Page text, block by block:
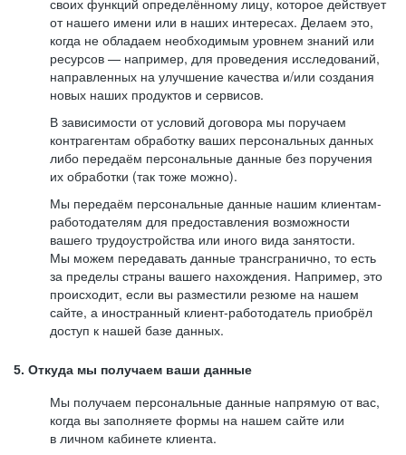
своих функций определённому лицу, которое действует
от нашего имени или в наших интересах. Делаем это,
когда не обладаем необходимым уровнем знаний или
ресурсов — например, для проведения исследований,
направленных на улучшение качества и/или создания
новых наших продуктов и сервисов.
В зависимости от условий договора мы поручаем
контрагентам обработку ваших персональных данных
либо передаём персональные данные без поручения
их обработки (так тоже можно).
Мы передаём персональные данные нашим клиентам-
работодателям для предоставления возможности
вашего трудоустройства или иного вида занятости.
Мы можем передавать данные трансгранично, то есть
за пределы страны вашего нахождения. Например, это
происходит, если вы разместили резюме на нашем
сайте, а иностранный клиент-работодатель приобрёл
доступ к нашей базе данных.
5. Откуда мы получаем ваши данные
Мы получаем персональные данные напрямую от вас,
когда вы заполняете формы на нашем сайте или
в личном кабинете клиента.